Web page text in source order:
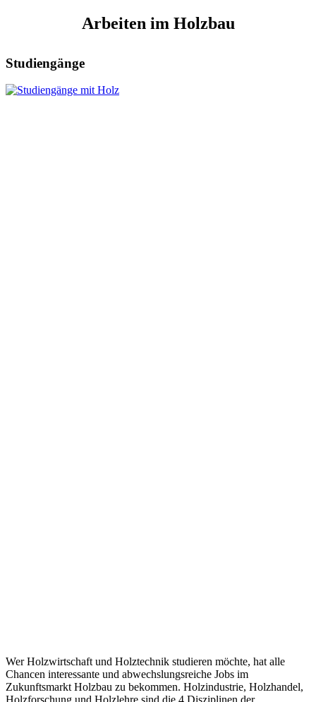
Arbeiten im Holzbau
Studiengänge
Wer Holzwirtschaft und Holztechnik studieren möchte, hat alle
Chancen interessante und abwechslungsreiche Jobs im
Zukunftsmarkt Holzbau zu bekommen. Holzindustrie, Holzhandel,